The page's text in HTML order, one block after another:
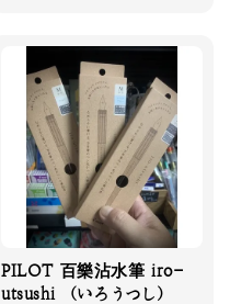
PILOT 百樂沾水筆 iro-
utsushi （いろうつし）